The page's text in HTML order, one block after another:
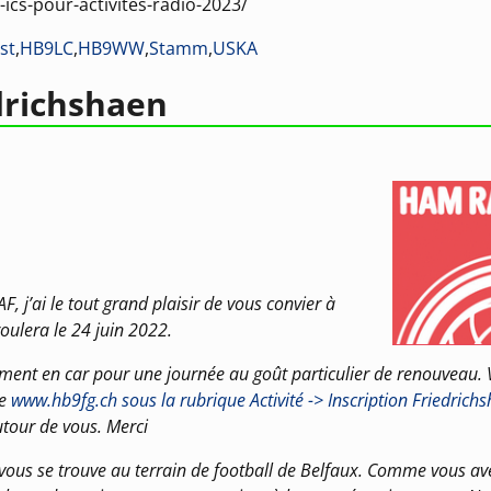
,HB9LC,HB9WW,Stamm,USKA
j’ai le tout grand plaisir de vous convier à
le 24 juin 2022.
en car pour une journée au goût particulier de renouveau.
www.hb9fg.ch sous la rubrique Activité -> Inscription
de vous. Merci
se trouve au terrain de football de Belfaux. Comme vous